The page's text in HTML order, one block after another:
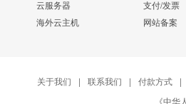
云服务器
海外云主机
支付/发票
网站备案
关于我们 | 联系我们 | 付款方式
|
《中